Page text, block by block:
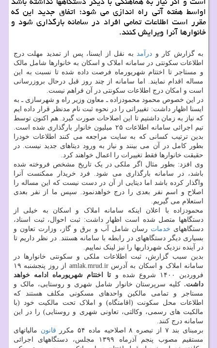
اواسط هفته آتی راه اندازی می شود؛ اتفاق جدید این که
مقرر است اطلاعات تمامی افراد در سامانه بارگذاری شود و
خانوارها آنرا ویرایش کنند.
به گزارش کار و درآمدبه نقل از ایسنا، پس از تمدید مهلت درج
اطلاعات سکونتی در سامانه املاک و اسکان به خانوارها شامل مالک
و مستاجر تا اختتام شهریورماه فرصت داده شده تا نسبت به این
مساله اقدام نمایند. اما سامانه از چند روز قبل درحال بروزرسانی
است و امکان درج اطلاعات سکونتی در آن فراهم نیست.
در این خصوص محمود محمودزاده ـ معاون وزیر راه و شهرسازی ـ به
ایسنا اظهار داشت: تغییراتی را در نحوه ثبت نام مدنظر قرار داده ایم
که نیاز به زمان داشتیم تا این اصلاحات صورت گیرد. هم اکنون توسط
تیم اجرائی سامانه اطلاعات ۲۵ میلیون خانوار بارگذاری شده است.
بدین ترتیب کسانی که به سایت مراجعه می کنند اطلاعات خودرا
بطور کامل در آن می بینند و نیاز به ورود دیتاهای جدید نیست. در
حقیقت خانوارها فقط تغییرات را اعمال خواهند کرد.
وی افزد: بطور مثال اگر ملکی در یک تاریخ مشخص فروخته شده
باشد، در سامانه بارگذاری می شود. فرد خریدار ممکنست آنرا
واگذار کرده باشد اما دیتایی از آن در دست نیست که این مساله را
اصلاح و اسم نفر بعدی را درج خواهدنمود. سپس ما از نفر بعدی
استعلام می گیریم.
محمودزاده با اعلان اینکه سامانه املاک و اسکان به خیلی از
دستگاهها متصل شده است اظهار داشت: ثبت احوال، ثبت اسناد،
دستگاههای خدمات رسان شامل آب و برق و گاز، وزارت تعاون و
بسیاری دیگر دستگاههای در رابطه با سامانه هستند. در نظر داریم تا
در آینده نزدیک شهرداریها را نیز لینک نماییم.
بدین سبب گزارش، ثبت اطلاعات ملکی و سکونتی خانوارها در
سامانه املاک و اسکان به آدرس amlak.mrud.ir از روز پنجشنبه ۱۹
فروردین ۱۴۰۰ شروع شده و
تا اختتام شهریورماه ادامه خواهد
داشت. کلیه سرپرستان خانوار شامل شهری و روستایی، مالک و
مستاجر و تمامی مالکین واحدهای مسکونی مکلف هستند که
اطلاعات محل سکونت (اقامتگاه) و املاک تحت مالکیت خود (با
مالکیت های رسمی، وکالتی، تعاونی شهری و روستایی) را در این
سامانه درج کنند.
برمبنای بند ۷ از تبصره ۸ اصلاحیه ماده ۵۴ مکرر
قانون مالیاتهای
مستقیم مصوب پنجم آذرماه ۱۳۹۹ مجلس، دستگاههای اجرائی